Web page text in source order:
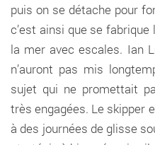
puis on se détache pour
c’est ainsi que se fabrique
la mer avec escales. Ian
n’auront pas mis
sujet qui ne promettait
très engagées. Le skipper
à des journées de glisse